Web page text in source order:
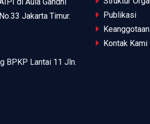
Jakarta Timur.
BPKP Lantai 11 Jln.
Publikasi
Keanggotaan
Kontak Kami